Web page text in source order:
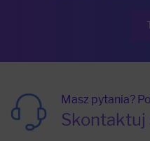
Masz pytania?
Skontaktuj